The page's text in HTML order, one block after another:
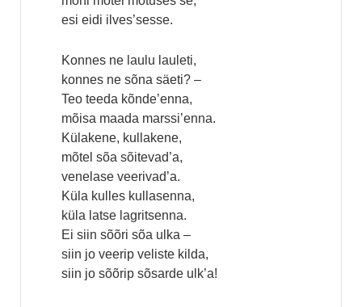
esi eidi ilves’sesse.
Konnes ne laulu lauleti,
konnes ne sõna säeti? –
Teo teeda kõnde’enna,
mõisa maada marssi’enna.
Külakene, kullakene,
mõtel sõa sõitevad’a,
venelase veerivad’a.
Küla kulles kullasenna,
küla latse lagritsenna.
Ei siin sõõri sõa ulka –
siin jo veerip veliste kilda,
siin jo sõõrip sõsarde ulk’a!